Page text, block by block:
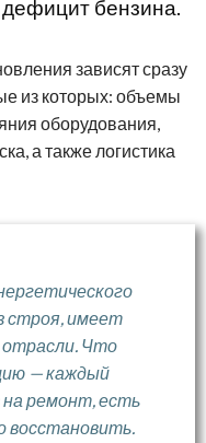
дефицит бензина.
зависят сразу
из которых: объемы
оборудования,
а также логистика
строя, имеет
Что
— каждый
ремонт, есть
восстановить.